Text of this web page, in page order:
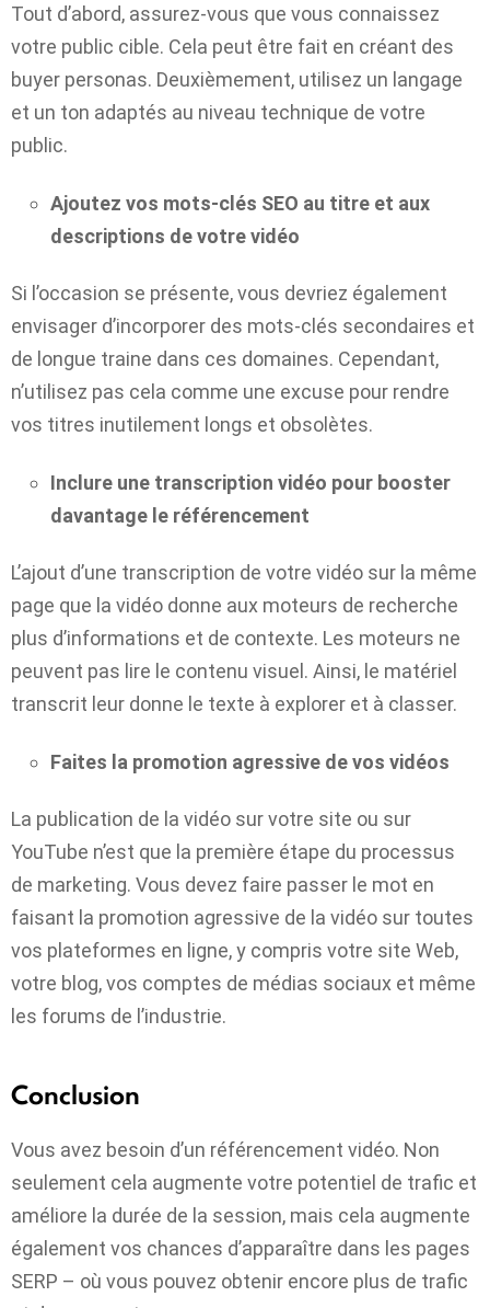
Tout d’abord, assurez-vous que vous connaissez
votre public cible. Cela peut être fait en créant des
buyer personas. Deuxièmement, utilisez un langage
et un ton adaptés au niveau technique de votre
public.
Ajoutez vos mots-clés SEO au titre et aux
descriptions de votre vidéo
Si l’occasion se présente, vous devriez également
envisager d’incorporer des mots-clés secondaires et
de longue traine dans ces domaines. Cependant,
n’utilisez pas cela comme une excuse pour rendre
vos titres inutilement longs et obsolètes.
Inclure une transcription vidéo pour booster
davantage le référencement
L’ajout d’une transcription de votre vidéo sur la même
page que la vidéo donne aux moteurs de recherche
plus d’informations et de contexte. Les moteurs ne
peuvent pas lire le contenu visuel. Ainsi, le matériel
transcrit leur donne le texte à explorer et à classer.
Faites la promotion agressive de vos vidéos
La publication de la vidéo sur votre site ou sur
YouTube n’est que la première étape du processus
de marketing. Vous devez faire passer le mot en
faisant la promotion agressive de la vidéo sur toutes
vos plateformes en ligne, y compris votre site Web,
votre blog, vos comptes de médias sociaux et même
les forums de l’industrie.
Conclusion
Vous avez besoin d’un référencement vidéo. Non
seulement cela augmente votre potentiel de trafic et
améliore la durée de la session, mais cela augmente
également vos chances d’apparaître dans les pages
SERP – où vous pouvez obtenir encore plus de trafic